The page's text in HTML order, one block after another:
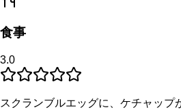
食事
3.0
スクランブルエッグに、ケチャップ